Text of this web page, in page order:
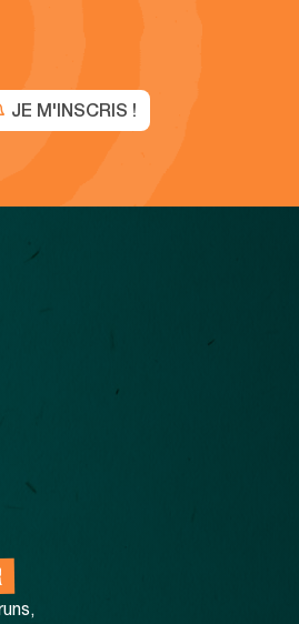
JE M'INSCRIS !